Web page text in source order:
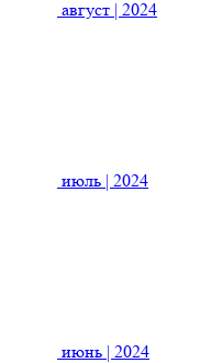
август | 2024
июль | 2024
июнь | 2024